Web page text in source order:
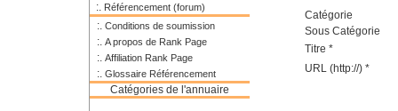
:. Référencement (forum)
:. Conditions de soumission
:. A propos de Rank Page
:. Affiliation Rank Page
:. Glossaire Référencement
Catégories de l'annuaire
Catégorie
Sous Catégorie
Titre *
URL (http://) *